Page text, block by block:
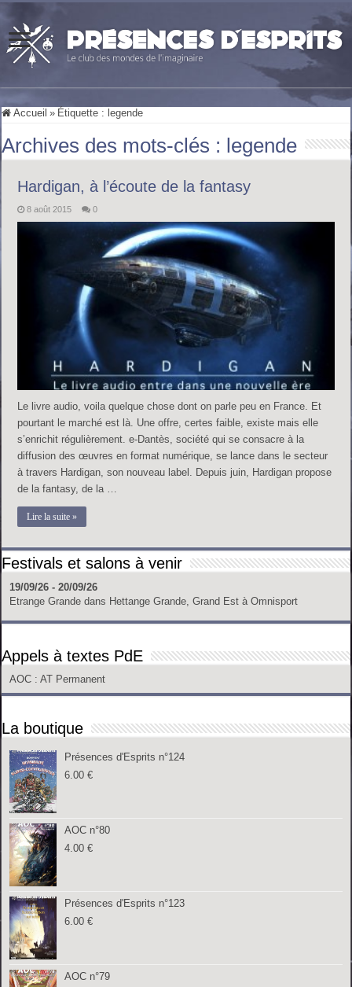
Accueil » Étiquette : legende
Archives des mots-clés : legende
Hardigan, à l’écoute de la fantasy
8 août 2015 0
Le livre audio, voila quelque chose dont on parle peu en France. Et
pourtant le marché est là. Une offre, certes faible, existe mais elle
s’enrichit régulièrement. e-Dantès, société qui se consacre à la
diffusion des œuvres en format numérique, se lance dans le secteur
à travers Hardigan, son nouveau label. Depuis juin, Hardigan propose
de la fantasy, de la …
Lire la suite »
Festivals et salons à venir
19/09/26 - 20/09/26
Etrange Grande dans Hettange Grande, Grand Est à Omnisport
Appels à textes PdE
AOC : AT Permanent
La boutique
Présences d'Esprits n°124
6.00€
AOC n°80
4.00€
Présences d'Esprits n°123
6.00€
AOC n°79